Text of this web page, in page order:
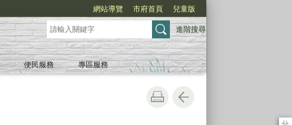
網站導覽 市府首頁 兒童版
進階搜尋
便民服務
專區服務